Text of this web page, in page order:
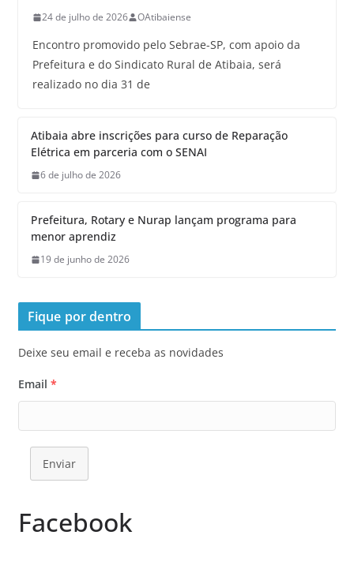
24 de julho de 2026 OAtibaiense
Encontro promovido pelo Sebrae-SP, com apoio da
Prefeitura e do Sindicato Rural de Atibaia, será
realizado no dia 31 de
Atibaia abre inscrições para curso de Reparação
Elétrica em parceria com o SENAI
6 de julho de 2026
Prefeitura, Rotary e Nurap lançam programa para
menor aprendiz
19 de junho de 2026
Fique por dentro
Deixe seu email e receba as novidades
Email *
Enviar
Facebook